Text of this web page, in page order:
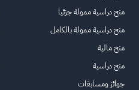
منح دراسية ممولة جزئيا
منح دراسية ممولة بالكامل
منح مالية
منح دراسية
جوائز ومسابقات